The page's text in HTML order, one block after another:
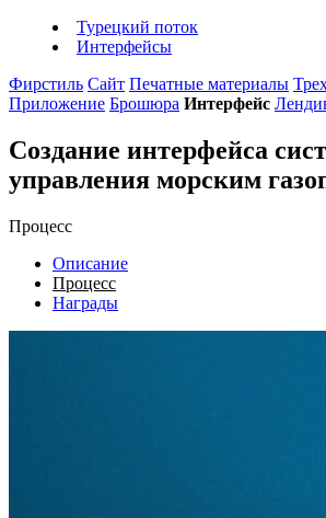
Турецкий поток
Интерфейсы
Фирстиль Сайт Печатные материалы
Приложение Брошюра Интерфейс
Создание интерфейса
управления морским
Процесс
Описание
Процесс
Награды